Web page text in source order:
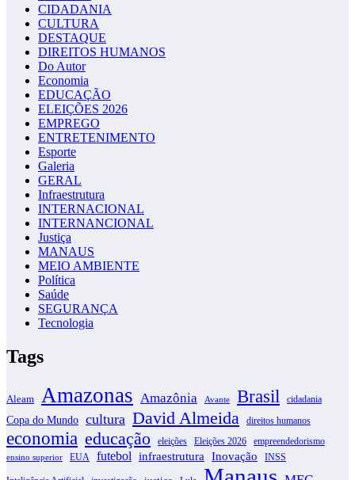
CIDADANIA
CULTURA
DESTAQUE
DIREITOS HUMANOS
Do Autor
Economia
EDUCAÇÃO
ELEIÇÕES 2026
EMPREGO
ENTRETENIMENTO
Esporte
Galeria
GERAL
Infraestrutura
INTERNACIONAL
INTERNANCIONAL
Justiça
MANAUS
MEIO AMBIENTE
Política
Saúde
SEGURANÇA
Tecnologia
Tags
Aleam Amazonas Amazônia Avante Brasil cidadania
Copa do Mundo cultura David Almeida direitos humanos
economia educação eleições Eleições 2026 empreendedorismo
ensino superior EUA futebol infraestrutura Inovação INSS